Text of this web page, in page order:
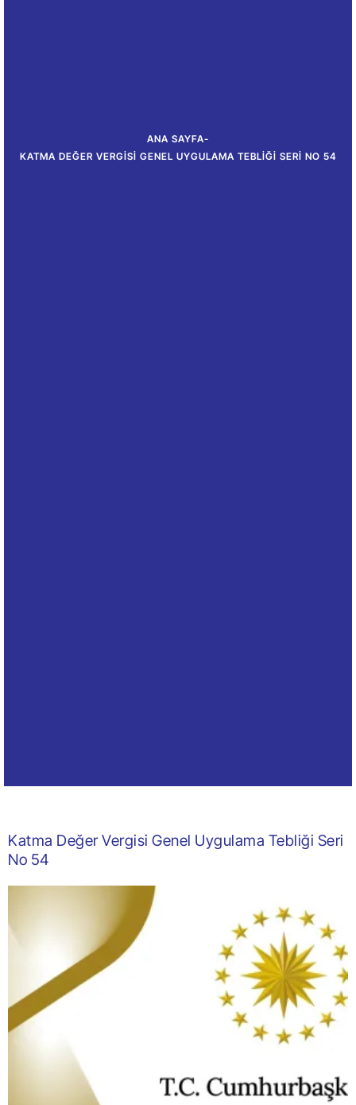
ANA SAYFA-
KATMA DEĞER VERGISI GENEL UYGULAMA TEBLIĞI SERI NO 54
Katma Değer Vergisi Genel Uygulama Tebliği Seri
No 54